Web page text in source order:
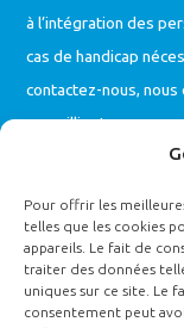
Pour offrir les
telles que les cookies
appareils. Le fait de
traiter des données
uniques sur ce site. Le
consentement peut
à l’intégration des
cas de handicap
contactez-nous,
accueillir et vous
meilleures conditions
AUTRES SITES
Funéplus Réseau